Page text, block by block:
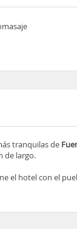
tranquilas de
de largo.
el hotel con el